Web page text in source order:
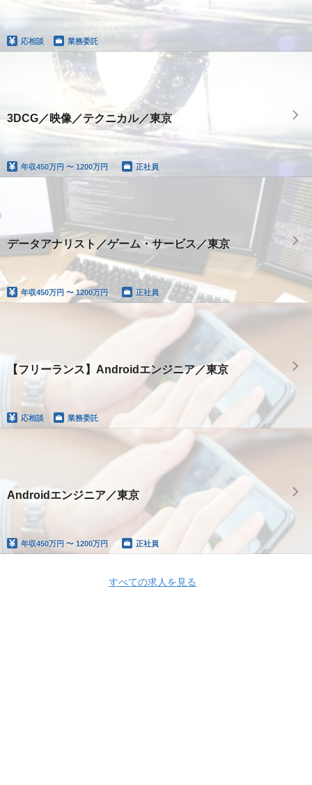
応相談 業務委託
3DCG／映像／テクニカル／東京
年収450万円 〜 1200万円 正社員
データアナリスト／ゲーム・サービス／東京
年収450万円 〜 1200万円 正社員
【フリーランス】Androidエンジニア／東京
応相談 業務委託
Androidエンジニア／東京
年収450万円 〜 1200万円 正社員
すべての求人を見る